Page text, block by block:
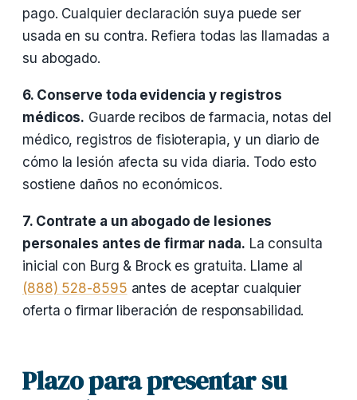
pago. Cualquier declaración suya puede ser
usada en su contra. Refiera todas las llamadas a
su abogado.
6. Conserve toda evidencia y registros
médicos. Guarde recibos de farmacia, notas del
médico, registros de fisioterapia, y un diario de
cómo la lesión afecta su vida diaria. Todo esto
sostiene daños no económicos.
7. Contrate a un abogado de lesiones
personales antes de firmar nada. La consulta
inicial con Burg & Brock es gratuita. Llame al
(888) 528-8595 antes de aceptar cualquier
oferta o firmar liberación de responsabilidad.
Plazo para presentar su